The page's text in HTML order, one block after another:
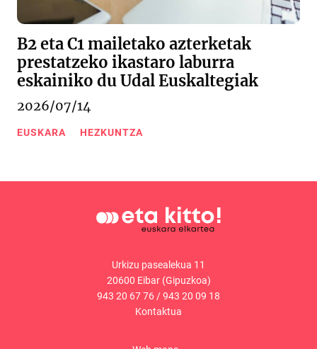
B2 eta C1 mailetako azterketak
prestatzeko ikastaro laburra
eskainiko du Udal Euskaltegiak
2026/07/14
EUSKARA HEZKUNTZA
Urkizu pasealekua 11
20600 Eibar (Gipuzkoa)
943 20 67 76 /943 20 09 18
Kontaktua